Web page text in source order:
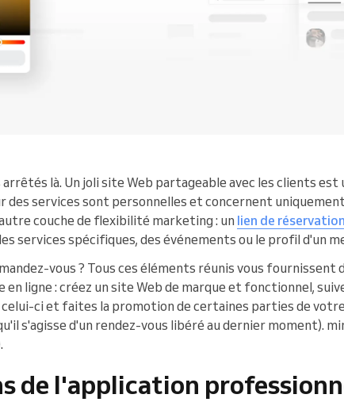
arrêtés là. Un joli site Web partageable avec les clients est
des services sont personnelles et concernent
couche de flexibilité marketing : un lien de
services spécifiques, des événements ou le profil d'un
vous ? Tous ces éléments réunis vous fournissent
ligne : créez un site Web de marque et fonctionnel,
ci et faites la promotion de certaines parties de
s'agisse d'un rendez-vous libéré au dernier moment).
de l'application